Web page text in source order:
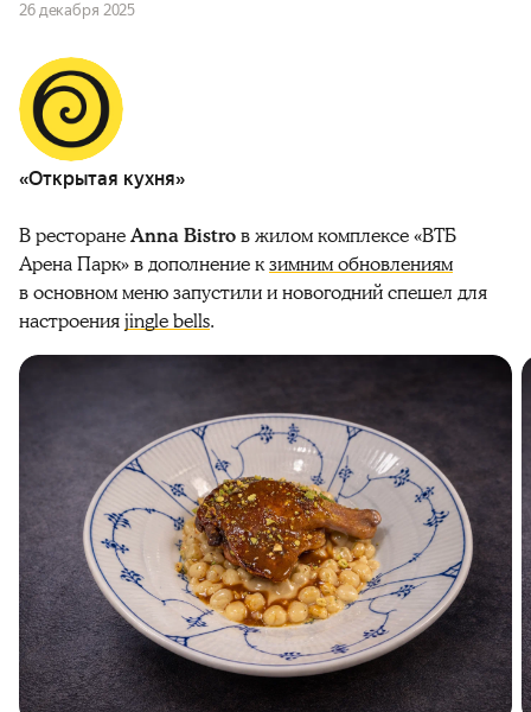
26 декабря 2025
«Открытая кухня»
В ресторанеAnna Bistroв жилом комплексе «ВТБ
Арена Парк» в дополнение кзимним обновлениям
в основном меню запустили и новогодний спешел для
настроенияjingle bells.